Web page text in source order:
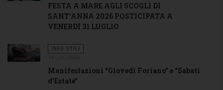
FESTA A MARE AGLI SCOGLI DI
SANT’ANNA 2026 POSTICIPATA A
VENERDÌ 31 LUGLIO
INFO UTILI
Manifestazioni “Giovedì Foriano” e “Sabati
d’Estate”